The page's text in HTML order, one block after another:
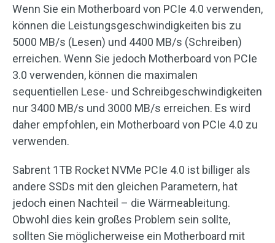
Wenn Sie ein Motherboard von PCIe 4.0 verwenden,
können die Leistungsgeschwindigkeiten bis zu
5000 MB/s (Lesen) und 4400 MB/s (Schreiben)
erreichen. Wenn Sie jedoch Motherboard von PCIe
3.0 verwenden, können die maximalen
sequentiellen Lese- und Schreibgeschwindigkeiten
nur 3400 MB/s und 3000 MB/s erreichen. Es wird
daher empfohlen, ein Motherboard von PCIe 4.0 zu
verwenden.
Sabrent 1TB Rocket NVMe PCIe 4.0 ist billiger als
andere SSDs mit den gleichen Parametern, hat
jedoch einen Nachteil – die Wärmeableitung.
Obwohl dies kein großes Problem sein sollte,
sollten Sie möglicherweise ein Motherboard mit